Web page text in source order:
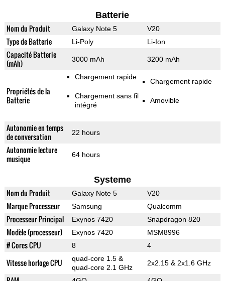
Batterie
Nom du Produit Galaxy Note 5 V20
Type de Batterie Li-Poly Li-Ion
Capacité Batterie
(mAh)
3000 mAh 3200 mAh
Propriétés de la
Batterie
Chargement rapide
Chargement sans fil
intégré
Chargement rapide
Amovible
Autonomie en temps
de conversation
22 hours
Autonomie lecture
musique
64 hours
Systeme
Nom du Produit Galaxy Note 5 V20
Marque Processeur Samsung Qualcomm
Processeur Principal Exynos 7420 Snapdragon 820
Modèle (processeur) Exynos 7420 MSM8996
# Cores CPU 8 4
Vitesse horloge CPU
quad-core 1.5 &
quad-core 2.1 GHz
2x2.15 & 2x1.6 GHz